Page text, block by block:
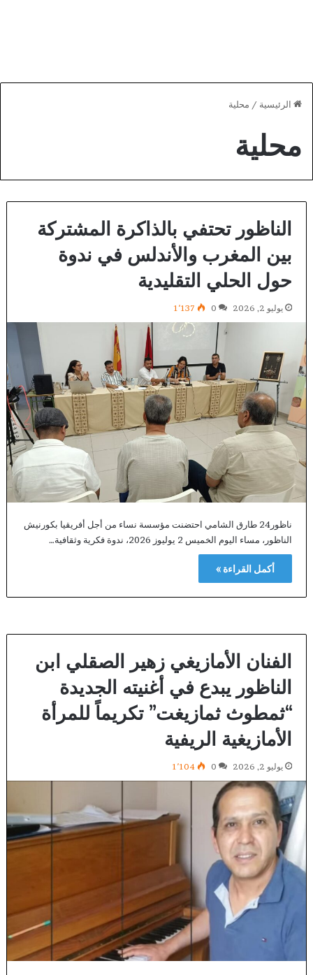
الرئيسية / محلية
محلية
الناظور تحتفي بالذاكرة المشتركة
بين المغرب والأندلس في ندوة
حول الحلي التقليدية
يوليو 2, 2026 0 1٬137
ناظور24 طارق الشامي احتضنت مؤسسة نساء من أجل أفريقيا بكورنيش
الناظور، مساء اليوم الخميس 2 يوليوز 2026، ندوة فكرية وثقافية…
أكمل القراءة »
الفنان الأمازيغي زهير الصقلي ابن
الناظور يبدع في أغنيته الجديدة
“ثمطوث ثمازيغت” تكريماً للمرأة
الأمازيغية الريفية
يوليو 2, 2026 0 1٬104